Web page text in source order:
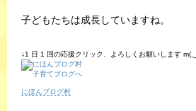
子どもたちは成長していますね。
↓1 日 1 回の応援クリック、よろしくお願いします
にほんブログ村